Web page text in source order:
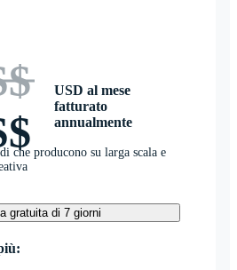
USD al mese
fatturato
annualmente
che producono su larga scala e
gratuita di 7 giorni